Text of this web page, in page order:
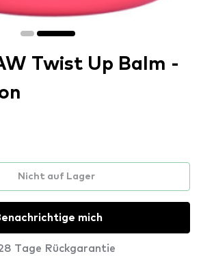
Twist Up Balm -
Nicht auf Lager
mich
Tage Rückgarantie